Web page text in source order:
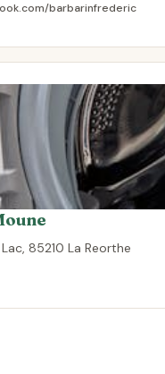
barbarinfrederic
85210 La Reorthe